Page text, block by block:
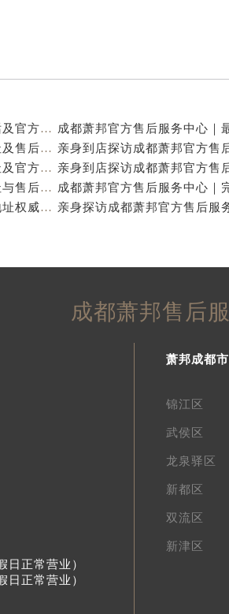
亲身到店探访成都萧邦官方售后服务中心｜最新电话及官方地址（2026年7月最新）
亲身到店探访成都萧邦官方售后服务中心｜网点地址及售后热线（2026年7月最新）
亲身探访成都萧邦官方售后服务中心｜完整网点地址及官方热线（2026年7月最新）
亲身到店探访成都萧邦官方售后服务中心｜详细地址与售后服务电话（2026年7月最新）
成都萧邦官方售后服务中心｜完整官方电话和网点地址权威信息公示（2026年7月最新）
成都萧邦售后
日正常营业）
日正常营业）
萧邦成都
锦江区
武侯区
龙泉驿区
新都区
双流区
新津区